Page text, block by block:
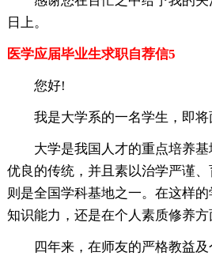
日上。
医学应届毕业生求职自荐信5
您好!
我是大学系的一名学生，即将
大学是我国人才的重点培养
优良的传统，并且素以治学严谨
则是全国学科基地之一。在这样
知识能力，还是在个人素质修养方
四年来，在师友的严格教益